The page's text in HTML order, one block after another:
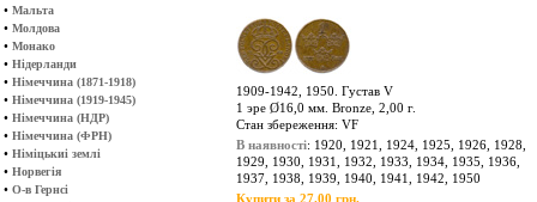
• Мальта
• Молдова
• Монако
• Нідерланди
• Німеччина (1871-1918)
• Німеччина (1919-1945)
• Німеччина (НДР)
• Німеччина (ФРН)
• Німіцькиі землі
• Норвегія
• О-в Гернсі
1909-1942, 1950. Густав V
1 эре Ø16,0 мм. Bronze, 2,00 г.
Стан збереження: VF
В наявності: 1920, 1921, 1924, 1925, 1926, 1928,
1929, 1930, 1931, 1932, 1933, 1934, 1935, 1936,
1937, 1938, 1939, 1940, 1941, 1942, 1950
Купити за 27.00 грн.